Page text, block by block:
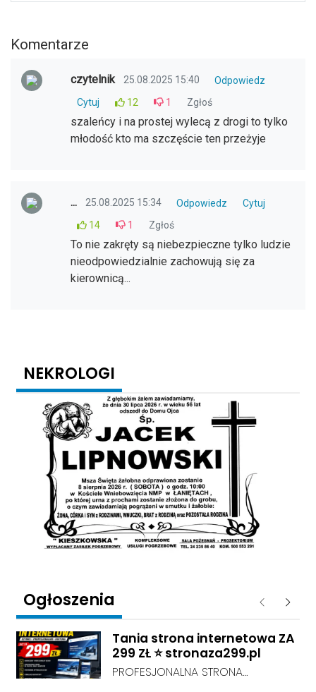
Komentarze
czytelnik 25.08.2025 15:40
Odpowiedz
Cytuj
12 1 Zgłoś
szaleńcy i na prostej wylecą z drogi to tylko
młodość kto ma szczęście ten przeżyje
... 25.08.2025 15:34 Odpowiedz
Cytuj
14
1 Zgłoś
To nie zakręty są niebezpieczne tylko ludzie
nieodpowiedzialnie zachowują się za
kierownicą...
NEKROLOGI
Ogłoszenia Poprzednie
Tania strona internetowa ZA
299 ZŁ ⭐ stronaza299.pl
PROFESJONALNA STRONA